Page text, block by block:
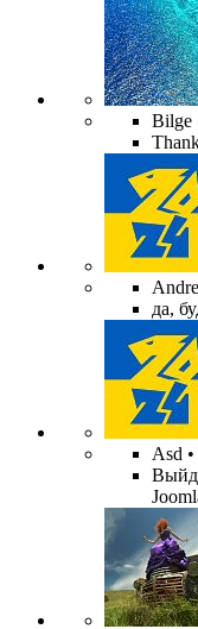
Bilge
да,
Asd